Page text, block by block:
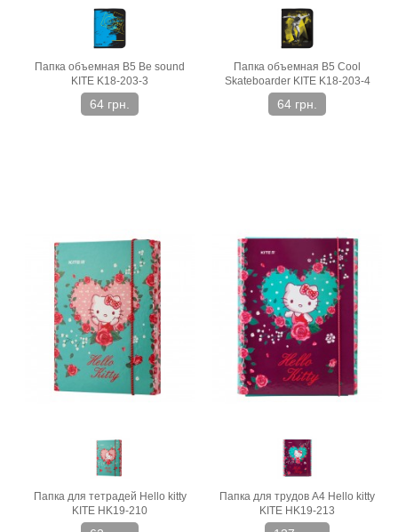
Папка объемная В5 Be sound
KITE K18-203-3
64 грн.
Папка объемная В5 Cool
Skateboarder KITE K18-203-4
64 грн.
Папка для тетрадей Hello kitty
KITE HK19-210
Папка для трудов A4 Hello kitty
KITE HK19-213